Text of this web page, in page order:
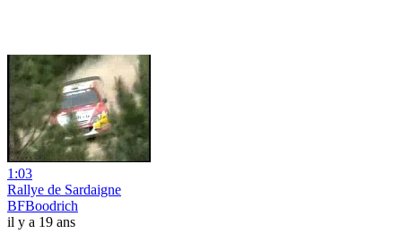
1:03
Rallye de Sardaigne
BFBoodrich
il y a 19 ans